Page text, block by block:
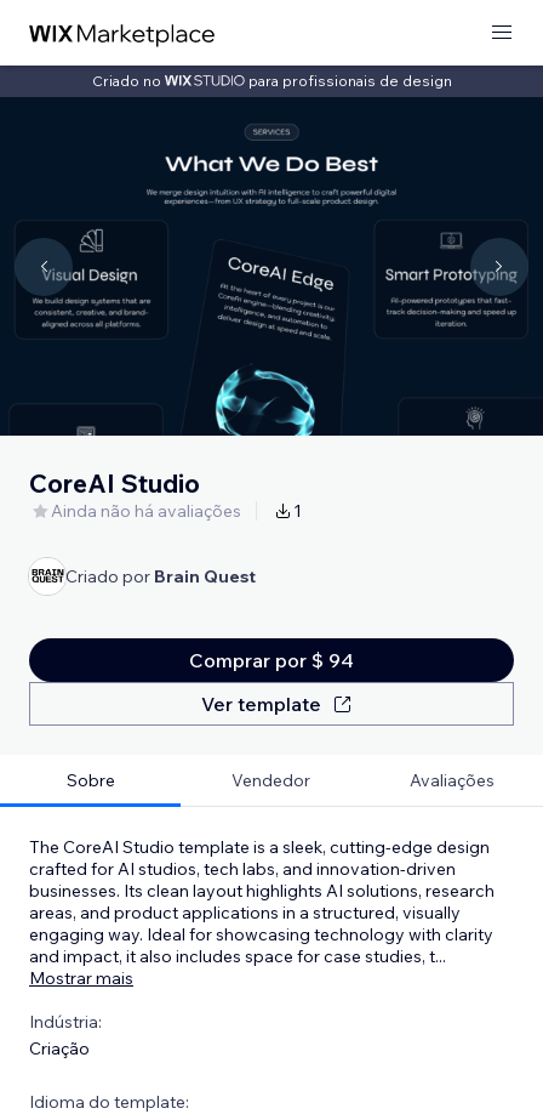
Criado no para profissionais de design
CoreAI Studio
Ainda não há avaliações 1
Criado por Brain Quest
Comprar por $ 94
Ver template
Sobre Vendedor Avaliações
The CoreAI Studio template is a sleek, cutting-edge design
crafted for AI studios, tech labs, and innovation-driven
businesses. Its clean layout highlights AI solutions, research
areas, and product applications in a structured, visually
engaging way. Ideal for showcasing technology with clarity
and impact, it also includes space for case studies, t...
Mostrar mais
Indústria:
Criação
Idioma do template: